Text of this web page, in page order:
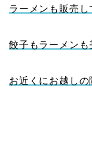
ラーメンも販売
餃子もラーメンも
お近くにお越しの